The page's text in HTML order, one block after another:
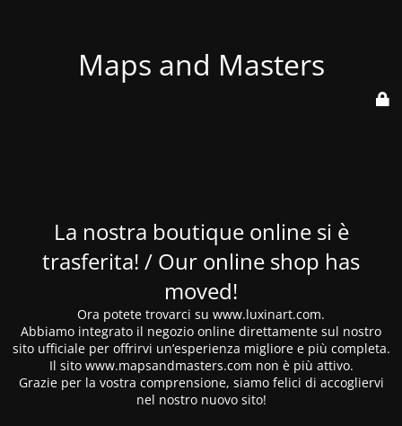
Maps and Masters
La nostra boutique online si è
trasferita! / Our online shop has
moved!
Ora potete trovarci su www.luxinart.com.
Abbiamo integrato il negozio online direttamente sul nostro
sito ufficiale per offrirvi un’esperienza migliore e più completa.
Il sito www.mapsandmasters.com non è più attivo.
Grazie per la vostra comprensione, siamo felici di accogliervi
nel nostro nuovo sito!